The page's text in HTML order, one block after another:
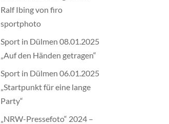
Ralf Ibing von firo
sportphoto
Sport in Dülmen 08.01.2025
„Auf den Händen getragen“
Sport in Dülmen 06.01.2025
„Startpunkt für eine lange
Party“
„NRW-Pressefoto“ 2024 –